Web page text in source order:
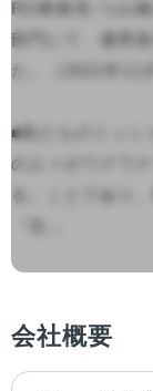
RD事務局 / LiLi
部門にて、優秀
た。（2021年11
■私たちのミッシ
の人々がワクワ
る」ことであり
会社概要